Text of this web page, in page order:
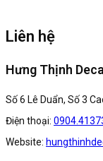
Liên hệ
Hưng Thịnh
Số 6 Lê Duẩn, Số 3
Điện thoại:
Website: